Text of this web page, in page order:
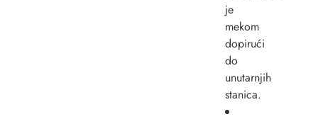
je
mekom
dopirući
do
unutarnjih
stanica.